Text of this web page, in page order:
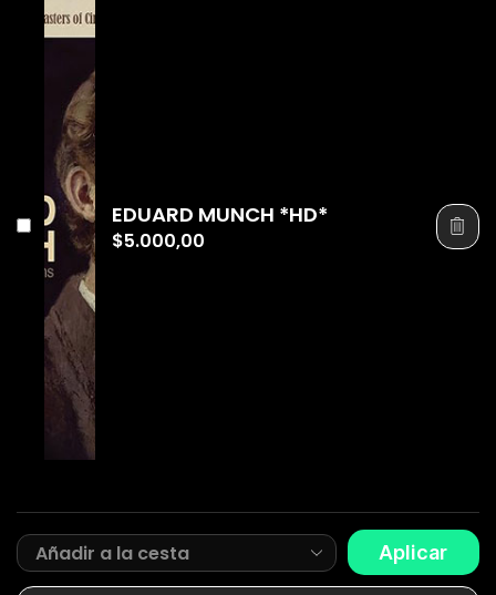
EDUARD MUNCH *HD*
$5.000,00
Aplicar